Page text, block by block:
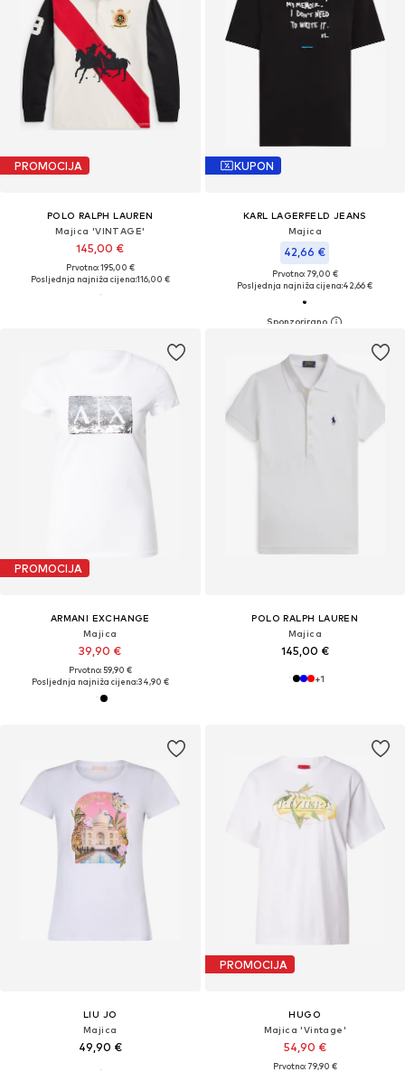
PROMOCIJA
POLO RALPH LAUREN
Majica 'VINTAGE'
145,00 €
Prvotno: 195,00 €
Posljednja najniža cijena:116,00 €
KUPON
KARL LAGERFELD JEANS
Majica
42,66 €
Prvotno: 79,00 €
Posljednja najniža cijena:42,66 €
PROMOCIJA
ARMANI EXCHANGE
Majica
39,90 €
Prvotno: 59,90 €
Posljednja najniža cijena:34,90 €
POLO RALPH LAUREN
Majica
145,00 €
+1
LIU JO
Majica
49,90 €
PROMOCIJA
HUGO
Majica 'Vintage'
54,90 €
Prvotno: 79,90 €